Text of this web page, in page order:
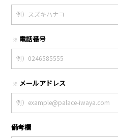
※ 電話番号
※ メールアドレス
備考欄